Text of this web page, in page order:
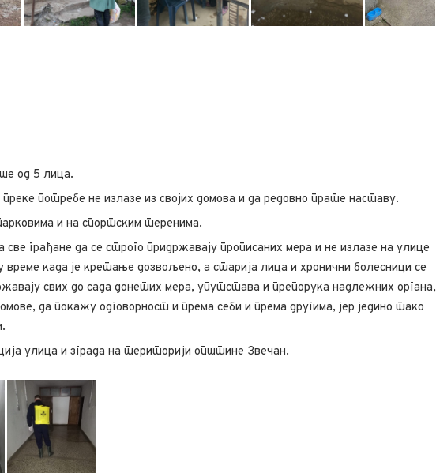
од 5 лица.
потребе не излазе из својих домова и да редовно прате наставу.
и на спортским теренима.
грађане да се строго придржавају прописаних мера и не излазе на улице
време када је кретање дозвољено, а старија лица и хронични болесници се
свих до сада донетих мера, упутстава и препорука надлежних органа,
да покажу одговорност и према себи и према другима, јер једино тако
улица и зграда на територији општине Звечан.